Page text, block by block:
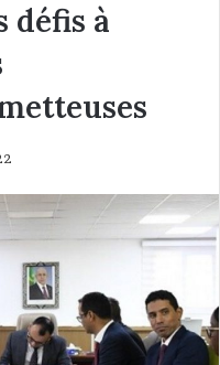
défis à